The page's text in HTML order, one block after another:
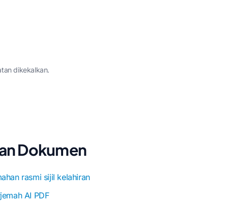
dikekalkan.
Dokumen
rasmi sijil kelahiran
AI PDF